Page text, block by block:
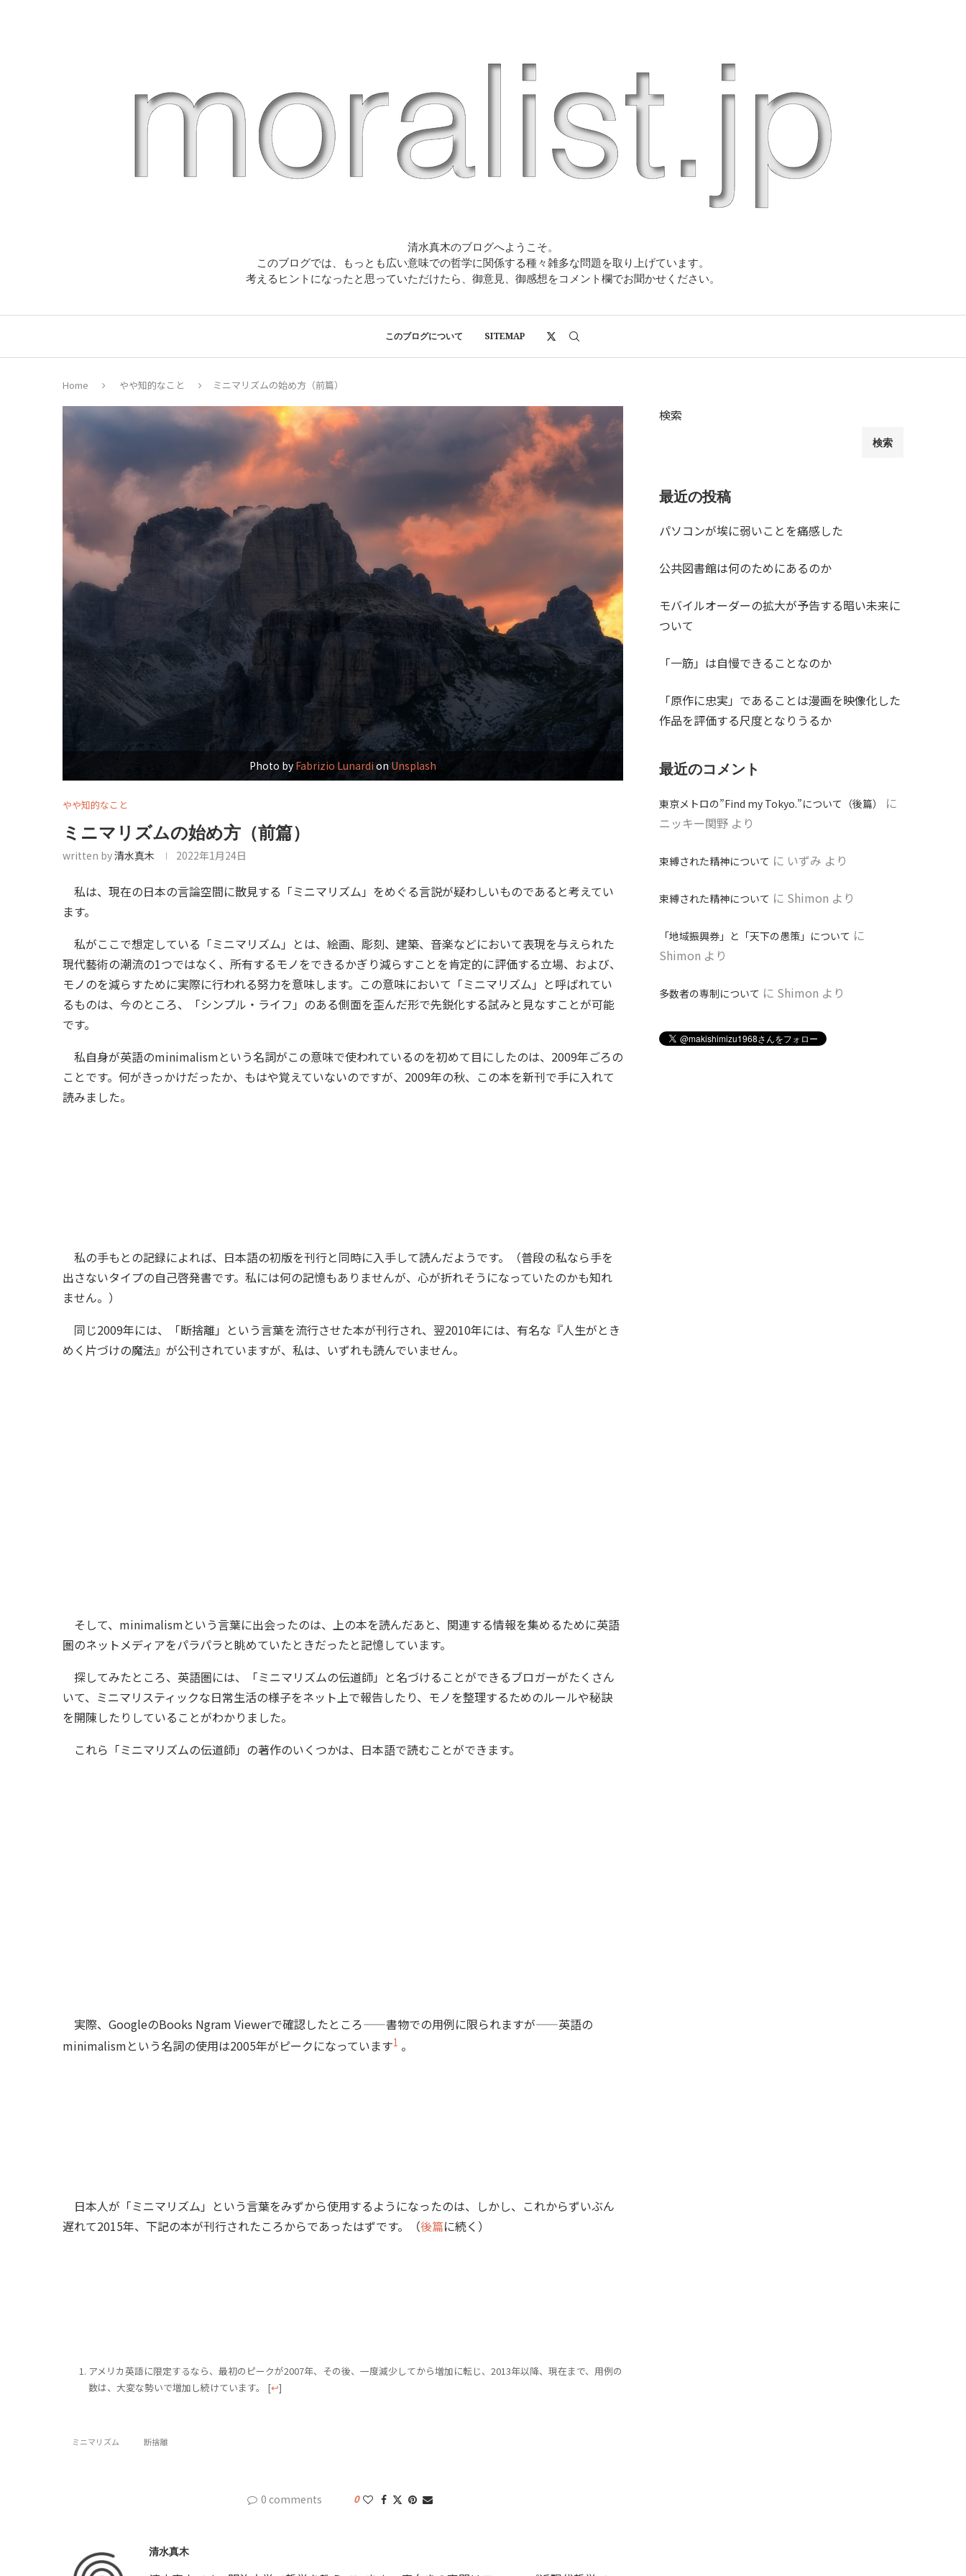
清水真木のブログへようこそ。
このブログでは、もっとも広い意味での哲学に関係する種々雑多な問題を取り上げています。
考えるヒントになったと思っていただけたら、御意見、御感想をコメント欄でお聞かせください。
このブログについて SITEMAP
Home やや知的なこと ミニマリズムの始め方（前篇）
Photo by Fabrizio Lunardion Unsplash
やや知的なこと
ミニマリズムの始め方（前篇）
written by清水真木 2022年1月24日
私は、現在の日本の言論空間に散見する「ミニマリズム」をめぐる言説が疑わしいものであると考えてい
ます。
私がここで想定している「ミニマリズム」とは、絵画、彫刻、建築、音楽などにおいて表現を与えられた
現代藝術の潮流の1つではなく、所有するモノをできるかぎり減らすことを肯定的に評価する立場、および、
モノのを減らすために実際に行われる努力を意味します。この意味において「ミニマリズム」と呼ばれてい
るものは、今のところ、「シンプル・ライフ」のある側面を歪んだ形で先鋭化する試みと見なすことが可能
です。
私自身が英語のminimalismという名詞がこの意味で使われているのを初めて目にしたのは、2009年ごろの
ことです。何がきっかけだったか、もはや覚えていないのですが、2009年の秋、この本を新刊で手に入れて
読みました。
私の手もとの記録によれば、日本語の初版を刊行と同時に入手して読んだようです。（普段の私なら手を
出さないタイプの自己啓発書です。私には何の記憶もありませんが、心が折れそうになっていたのかも知れ
ません。）
同じ2009年には、「断捨離」という言葉を流行させた本が刊行され、翌2010年には、有名な『人生がとき
めく片づけの魔法』が公刊されていますが、私は、いずれも読んでいません。
そして、minimalismという言葉に出会ったのは、上の本を読んだあと、関連する情報を集めるために英語
圏のネットメディアをパラパラと眺めていたときだったと記憶しています。
探してみたところ、英語圏には、「ミニマリズムの伝道師」と名づけることができるブロガーがたくさん
いて、ミニマリスティックな日常生活の様子をネット上で報告したり、モノを整理するためのルールや秘訣
を開陳したりしていることがわかりました。
これら「ミニマリズムの伝道師」の著作のいくつかは、日本語で読むことができます。
実際、GoogleのBooks Ngram Viewerで確認したところ——書物での用例に限られますが——英語の
minimalismという名詞の使用は2005年がピークになっています1 。
日本人が「ミニマリズム」という言葉をみずから使用するようになったのは、しかし、これからずいぶん
遅れて2015年、下記の本が刊行されたころからであったはずです。（後篇に続く）
アメリカ英語に限定するなら、最初のピークが2007年、その後、一度減少してから増加に転じ、2013年以降、現在まで、用例の
数は、大変な勢いで増加し続けています。
[↩]
ミニマリズム 断捨離
0 comments 0
清水真木
検索
検索
最近の投稿
パソコンが埃に弱いことを痛感した
公共図書館は何のためにあるのか
モバイルオーダーの拡大が予告する暗い未来に
ついて
「一筋」は自慢できることなのか
「原作に忠実」であることは漫画を映像化した
作品を評価する尺度となりうるか
最近のコメント
東京メトロの”Find my Tokyo.”について（後篇）
に
ニッキー関野 より
束縛された精神について に いずみ より
束縛された精神について に Shimon より
「地域振興券」と「天下の愚策」について に
Shimon より
多数者の専制について に Shimon より